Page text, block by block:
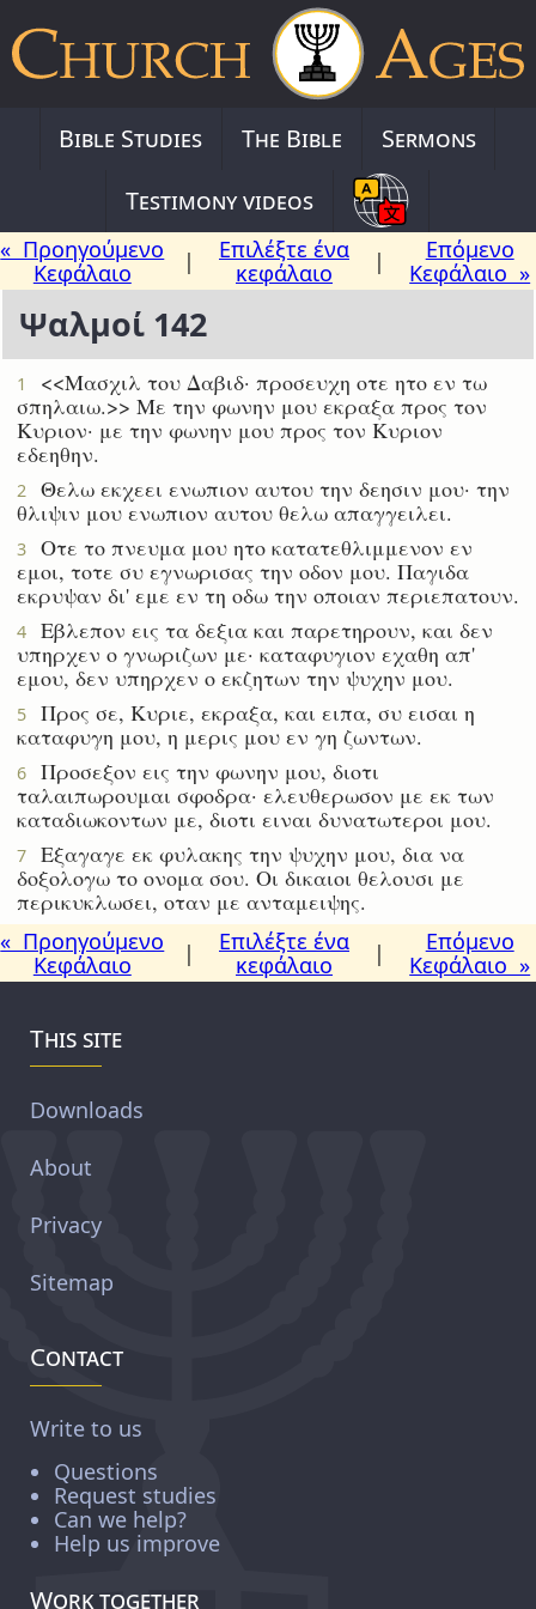
Bible Studies The Bible
Sermons
Testimony videos
« Προηγούμενο
Κεφάλαιο
|
Επιλέξτε ένα
κεφάλαιο
|
Επόμενο
Κεφάλαιο »
Ψαλμοί 142
1
<<Μασχιλ του Δαβιδ· προσευχη οτε ητο εν τω
σπηλαιω.>> Με την φωνην μου εκραξα προς τον
Κυριον· με την φωνην μου προς τον Κυριον
εδεηθην.
2
Θελω εκχεει ενωπιον αυτου την δεησιν μου· την
θλιψιν μου ενωπιον αυτου θελω απαγγειλει.
3
Οτε το πνευμα μου ητο κατατεθλιμμενον εν
εμοι, τοτε συ εγνωρισας την οδον μου. Παγιδα
εκρυψαν δι' εμε εν τη οδω την οποιαν περιεπατουν.
4
Εβλεπον εις τα δεξια και παρετηρουν, και δεν
υπηρχεν ο γνωριζων με· καταφυγιον εχαθη απ'
εμου, δεν υπηρχεν ο εκζητων την ψυχην μου.
5
Προς σε, Κυριε, εκραξα, και ειπα, συ εισαι η
καταφυγη μου, η μερις μου εν γη ζωντων.
6
Προσεξον εις την φωνην μου, διοτι
ταλαιπωρουμαι σφοδρα· ελευθερωσον με εκ των
καταδιωκοντων με, διοτι ειναι δυνατωτεροι μου.
7
Εξαγαγε εκ φυλακης την ψυχην μου, δια να
δοξολογω το ονομα σου. Οι δικαιοι θελουσι με
περικυκλωσει, οταν με ανταμειψης.
« Προηγούμενο
Κεφάλαιο
|
Επιλέξτε ένα
κεφάλαιο
|
Επόμενο
Κεφάλαιο »
This site
Downloads
About
Privacy
Sitemap
Contact
Write to us
Questions
Request studies
Can we help?
Help us improve
Work together